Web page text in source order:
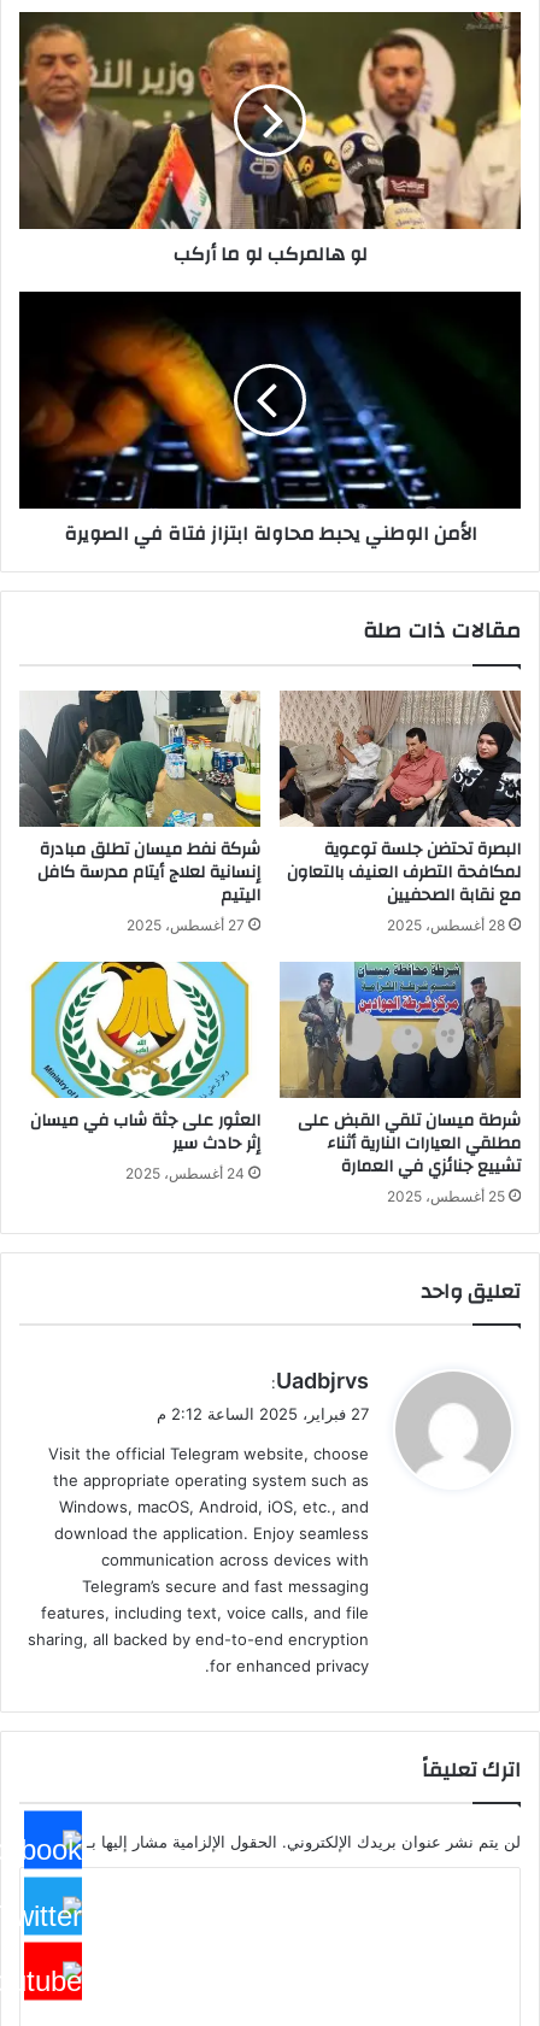
لو
هالمركب
لو
ما
أركب
لو هالمركب لو ما أركب
الأمن الوطني يحبط محاولة ابتزاز فتاة في الصويرة
مقالات ذات صلة
البصرة تحتضن جلسة توعوية
لمكافحة التطرف العنيف بالتعاون
مع نقابة الصحفيين
28 أغسطس، 2025
شركة نفط ميسان تطلق مبادرة
إنسانية لعلاج أيتام مدرسة كافل
اليتيم
27 أغسطس، 2025
شرطة ميسان تلقي القبض على
مطلقي العيارات النارية أثناء
تشييع جنائزي في العمارة
25 أغسطس، 2025
العثور على جثة شاب في ميسان
إثر حادث سير
24 أغسطس، 2025
تعليق واحد
ي
ل
Uadbjrvs
:
27 فبراير، 2025 الساعة 2:12 م
Visit the official Telegram website, choose
the appropriate operating system such as
Windows, macOS, Android, iOS, etc., and
download the application. Enjoy seamless
communication across devices with
Telegram’s secure and fast messaging
features, including text, voice calls, and file
sharing, all backed by end-to-end encryption
for enhanced privacy.
اترك تعليقاً
لن يتم نشر عنوان بريدك الإلكتروني. الحقول الإلزامية مشار إليها بـ *